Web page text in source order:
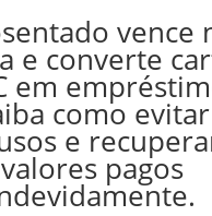
vence
e converte
em
como evitar
e
valores pagos